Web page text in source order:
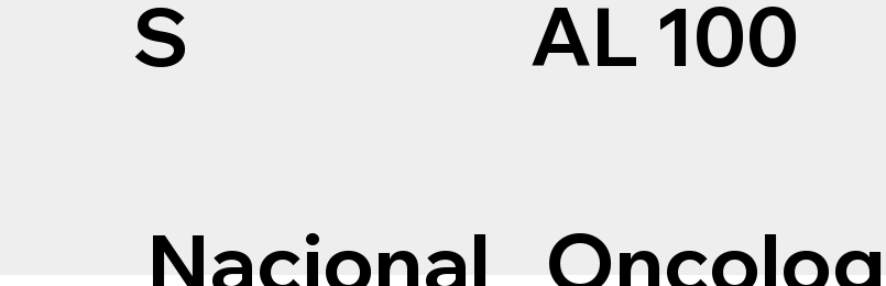
S
Nacional
AL 100
Oncolog